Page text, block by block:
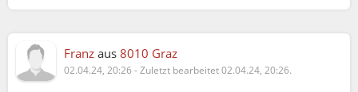
Franz aus 8010 Graz
02.04.24, 20:26 -Zuletzt bearbeitet 02.04.24, 20:26.
Margit: